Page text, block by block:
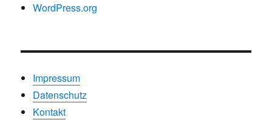
WordPress.org
Impressum
Datenschutz
Kontakt